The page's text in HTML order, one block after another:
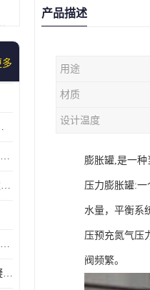
多
供热设备
自力式温控阀 电动调调节阀温控阀-济南张夏水暖设备
山东水龙王集团-真空排气定压机组
空调供热系统-DN150高频电子水除垢仪
河北销售 凝结水回收器 冷凝水回收器
产品描述
用途
材质
设计温度
膨胀罐,是一种
压力膨胀罐:
水量，平衡系
压预充氮气压
阀频繁。